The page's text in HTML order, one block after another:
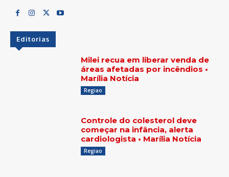
Editorias
Milei recua em liberar venda de
áreas afetadas por incêndios •
Marília Notícia
Regiao
Controle do colesterol deve
começar na infância, alerta
cardiologista • Marília Notícia
Regiao